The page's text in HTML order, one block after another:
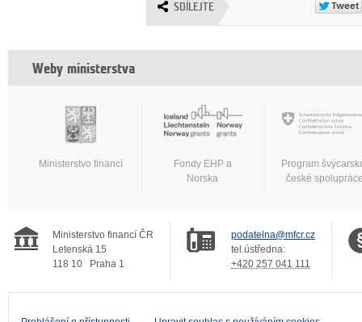
SDÍLEJTE
Weby ministerstva
Ministerstvo financí
Fondy EHP a
Norska
Program
české
Ministerstvo financí ČR
Letenská 15
118 10
Praha 1
podatelna@mfcr.cz
tel.ústředna:
+420 257 041 111